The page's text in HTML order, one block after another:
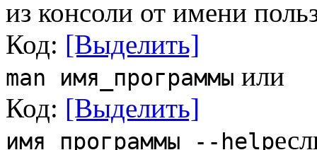
из консоли от имени
Код: [Выделить]
man имя_программы или
Код: [Выделить]
имя_программы --help